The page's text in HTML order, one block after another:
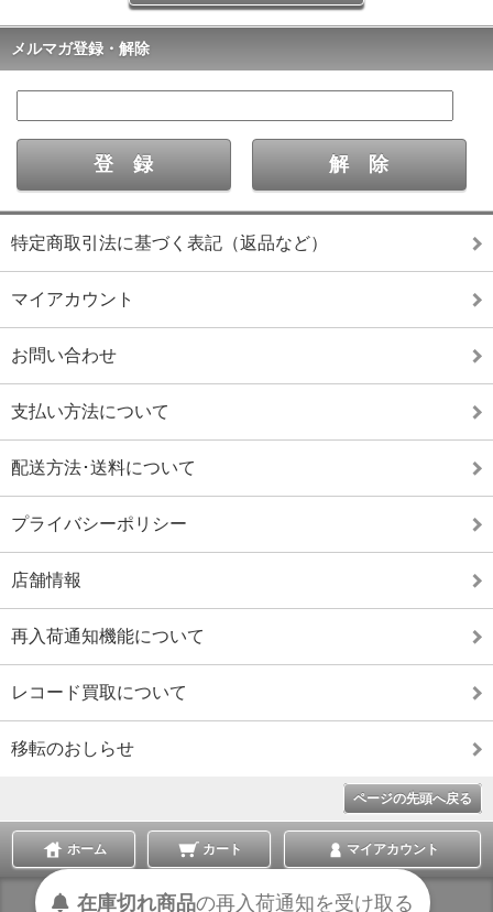
メルマガ登録・解除
特定商取引法に基づく表記（返品など）
マイアカウント
お問い合わせ
支払い方法について
配送方法･送料について
プライバシーポリシー
店舗情報
再入荷通知機能について
レコード買取について
移転のおしらせ
ページの先頭へ戻る
ホーム カート マイアカウント
在庫切れ商品の再入荷通知を受け取る